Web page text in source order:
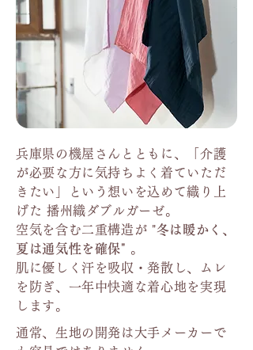
兵庫県の機屋さんとともに、「介護
が必要な方に気持ちよく着ていただ
きたい」という想いを込めて織り上
げた 播州織ダブルガーゼ。
空気を含む二重構造が "冬は暖かく、
夏は通気性を確保" 。
肌に優しく汗を吸収・発散し、ムレ
を防ぎ、一年中快適な着心地を実現
します。
通常、生地の開発は大手メーカーで